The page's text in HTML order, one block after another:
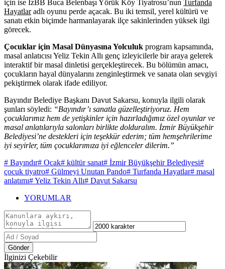
için ise İzBB Buca Belenbaşı Yörük Köy Tiyatrosu’nun Turfanda
Hayatlaradlı oyunu perde açacak. Bu iki temsil, yerel kültürü ve
sanatı etkin biçimde harmanlayarak ilçe sakinlerinden yüksek ilgi
görecek.
Çocuklar için Masal Dünyasına Yolculuk program kapsamında,
masal anlatıcısı Yeliz Tekin Allı genç izleyicilerle bir araya gelerek
interaktif bir masal dinletisi gerçekleştirecek. Bu bölümün amacı,
çocukların hayal dünyalarını zenginleştirmek ve sanata olan sevgiyi
pekiştirmek olarak ifade ediliyor.
Bayındır Belediye Başkanı Davut Sakarsu, konuyla ilgili olarak
şunları söyledi: “Bayındır’ı sanatla güzelleştiriyoruz. Hem
çocuklarımız hem de yetişkinler için hazırladığımız özel oyunlar ve
masal anlatılarıyla salonları birlikte dolduralım. İzmir Büyükşehir
Belediyesi’ne destekleri için teşekkür ederim; tüm hemşehrilerime
iyi seyirler, tüm çocuklarımıza iyi eğlenceler dilerim.”
# Bayındır# Ocak# kültür sanat# İzmir Büyükşehir Belediyesi#
çocuk tiyatro# Gülmeyi Unutan Pando# Turfanda Hayatlar# masal
anlatımı# Yeliz Tekin Allı# Davut Sakarsu
YORUMLAR
Gönder
İlginizi Çekebilir